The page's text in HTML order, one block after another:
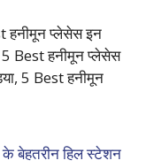
हनीमून प्लेसेस इन
5 Best हनीमून प्लेसेस
5 Best हनीमून
बेहतरीन हिल स्टेशन